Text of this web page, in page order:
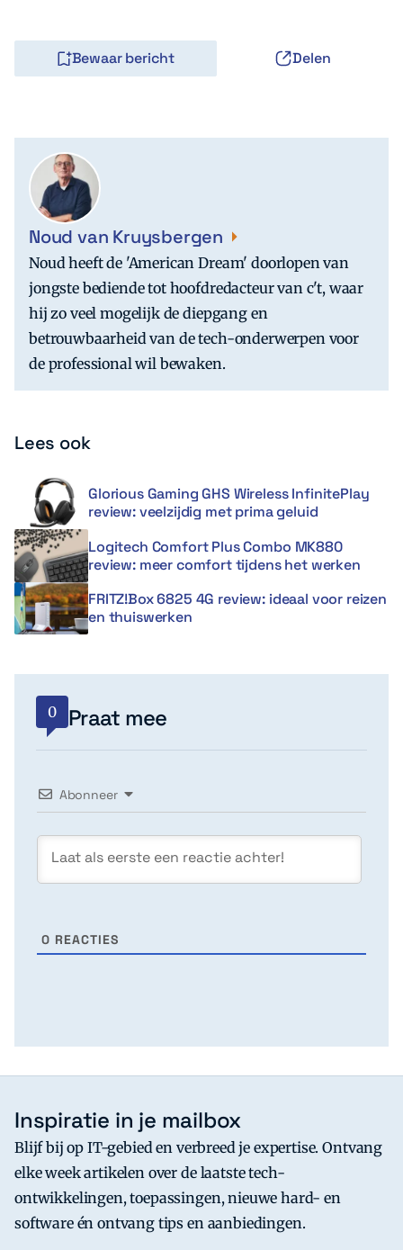
Bewaar bericht Delen
Noud van Kruysbergen
Noud heeft de 'American Dream' doorlopen van
jongste bediende tot hoofdredacteur van c't, waar
hij zo veel mogelijk de diepgang en
betrouwbaarheid van de tech-onderwerpen voor
de professional wil bewaken.
Lees ook
Glorious Gaming GHS Wireless InfinitePlay
review: veelzijdig met prima geluid
Logitech Comfort Plus Combo MK880
review: meer comfort tijdens het werken
FRITZ!Box 6825 4G review: ideaal voor reizen
en thuiswerken
0 Praat mee
Abonneer
0 REACTIES
Inspiratie in je mailbox
Blijf bij op IT-gebied en verbreed je expertise. Ontvang
elke week artikelen over de laatste tech-
ontwikkelingen, toepassingen, nieuwe hard- en
software én ontvang tips en aanbiedingen.